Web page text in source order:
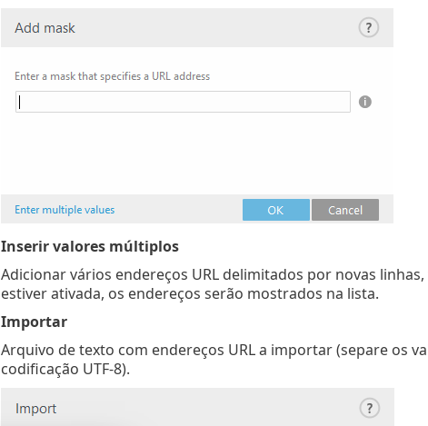
Inserir valores múltiplos
Adicionar vários endereços URL delimitados por novas
estiver ativada, os endereços serão mostrados na lista.
Importar
Arquivo de texto com endereços URL a importar (separe os
codificação UTF-8).